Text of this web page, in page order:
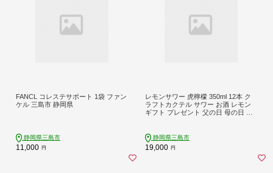
FANCL コレステサポート 1袋 ファン
ケル 三島市 静岡県
静岡県三島市
11,000 円
レモンサワー 虎檸檬 350ml 12本 ク
ラフトカクテル サワー お酒 レモン
ギフト プレゼント 父の日 母の日 贈
静岡県三島市
19,000 円